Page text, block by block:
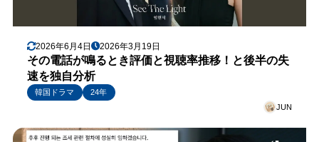
2026年6月4日 2026年3月19日
その電話が鳴るとき評価と視聴率推移！と後半の失
速を独自分析
韓国ドラマ
24年
JUN